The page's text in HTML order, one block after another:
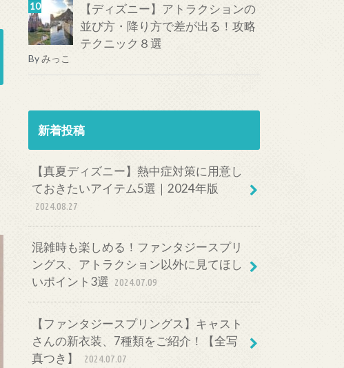
【ディズニー】アトラクションの
並び方・降り方で差が出る！攻略
テクニック８選
Byみっこ
新着投稿
【真夏ディズニー】熱中症対策に用意し
ておきたいアイテム5選｜2024年版
2024.08.27
混雑時も楽しめる！ファンタジースプリ
ングス、アトラクション以外に見てほし
いポイント3選
2024.07.09
【ファンタジースプリングス】キャスト
さんの新衣装、7種類をご紹介！【全写
真つき】
2024.07.07